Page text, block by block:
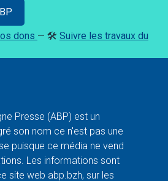
dons — 🛠️ Suivre les travaux du
Presse (ABP) est un
son nom ce n'est pas une
puisque ce média ne vend
Les informations sont
site web abp.bzh, sur les